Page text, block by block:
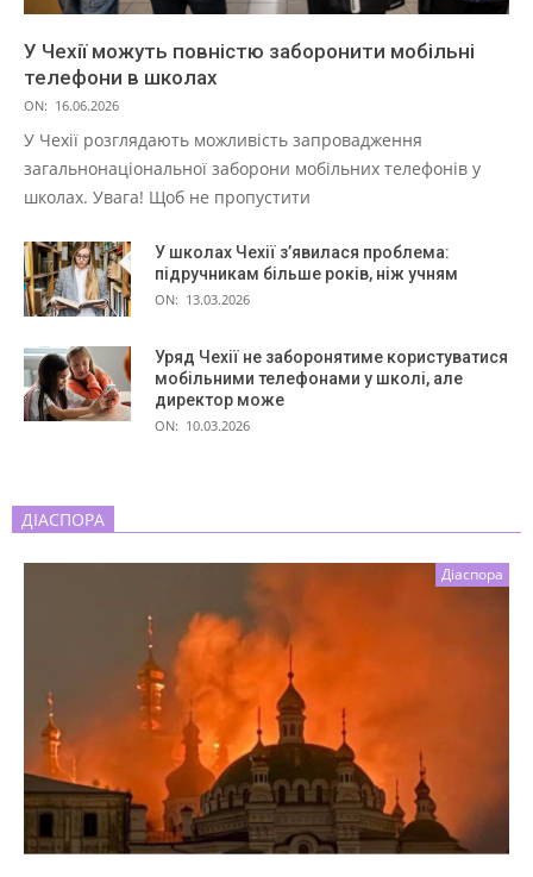
У Чехії можуть повністю заборонити мобільні
телефони в школах
ON: 16.06.2026
У Чехії розглядають можливість запровадження
загальнонаціональної заборони мобільних телефонів у
школах. Увага! Щоб не пропустити
У школах Чехії з’явилася проблема:
підручникам більше років, ніж учням
ON: 13.03.2026
Уряд Чехії не заборонятиме користуватися
мобільними телефонами у школі, але
директор може
ON: 10.03.2026
ДІАСПОРА
Діаспора